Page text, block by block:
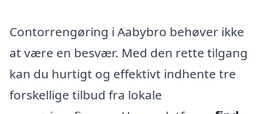
Contorrengøring i Aabybro behøver ikke
at være en besvær. Med den rette tilgang
kan du hurtigt og effektivt indhente tre
forskellige tilbud fra lokale